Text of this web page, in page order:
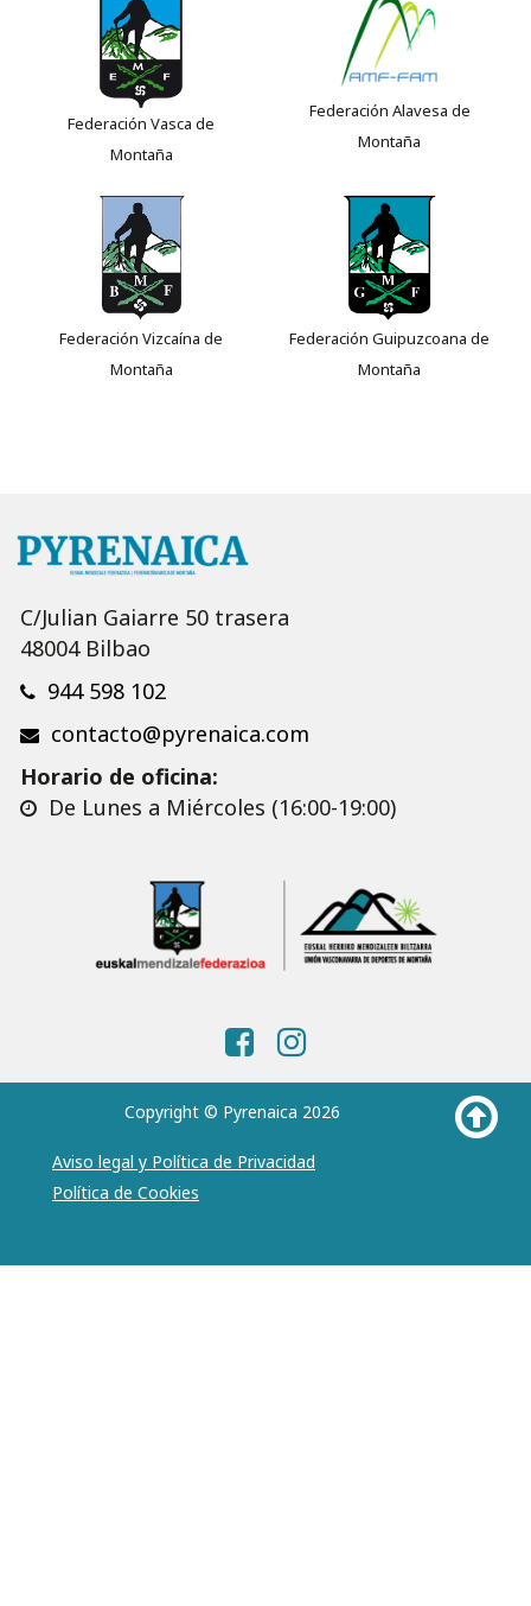
Federación Vasca de
Montaña
Federación Alavesa de
Montaña
Federación Vizcaína de
Montaña
Federación Guipuzcoana de
Montaña
C/Julian Gaiarre 50 trasera
48004 Bilbao
944 598 102
contacto@pyrenaica.com
Horario de oficina:
De Lunes a Miércoles (16:00-19:00)
Copyright © Pyrenaica 2026
Aviso legal y Política de Privacidad
Política de Cookies